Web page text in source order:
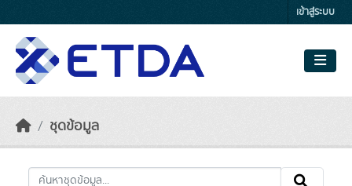
เข้าสู่ระบบ
ชุดข้อมูล